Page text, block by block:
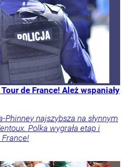
de France! Ależ wspaniały
najszybsza na słynnym
Polka wygrała etap i
France!